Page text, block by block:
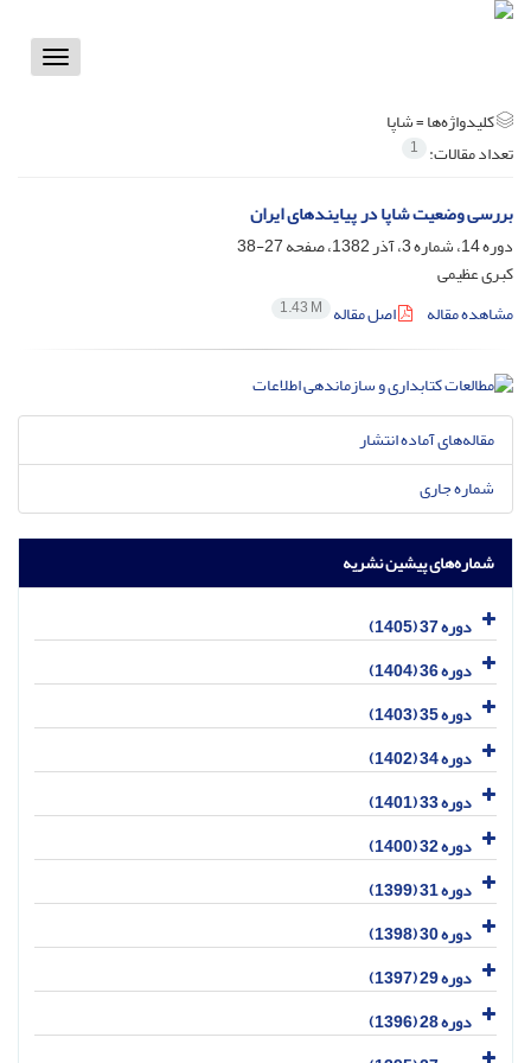
Toggle
کلیدواژه‌ها =شاپا
تعداد مقالات: 1
بررسی وضعیت شاپا در پیایندهای ایران
دوره 14، شماره 3، آذر 1382، صفحه
27-38
کبری عظیمی
مشاهده مقاله
اصل مقاله 1.43 M
مقاله‌های آماده انتشار
شماره جاری
شماره‌های پیشین نشریه
دوره 37 (1405)
دوره 36 (1404)
دوره 35 (1403)
دوره 34 (1402)
دوره 33 (1401)
دوره 32 (1400)
دوره 31 (1399)
دوره 30 (1398)
دوره 29 (1397)
دوره 28 (1396)